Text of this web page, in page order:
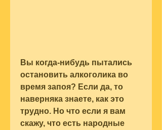
Вы когда-нибудь пытались
остановить алкоголика во
время запоя? Если да, то
наверняка знаете, как это
трудно. Но что если я вам
скажу, что есть народные